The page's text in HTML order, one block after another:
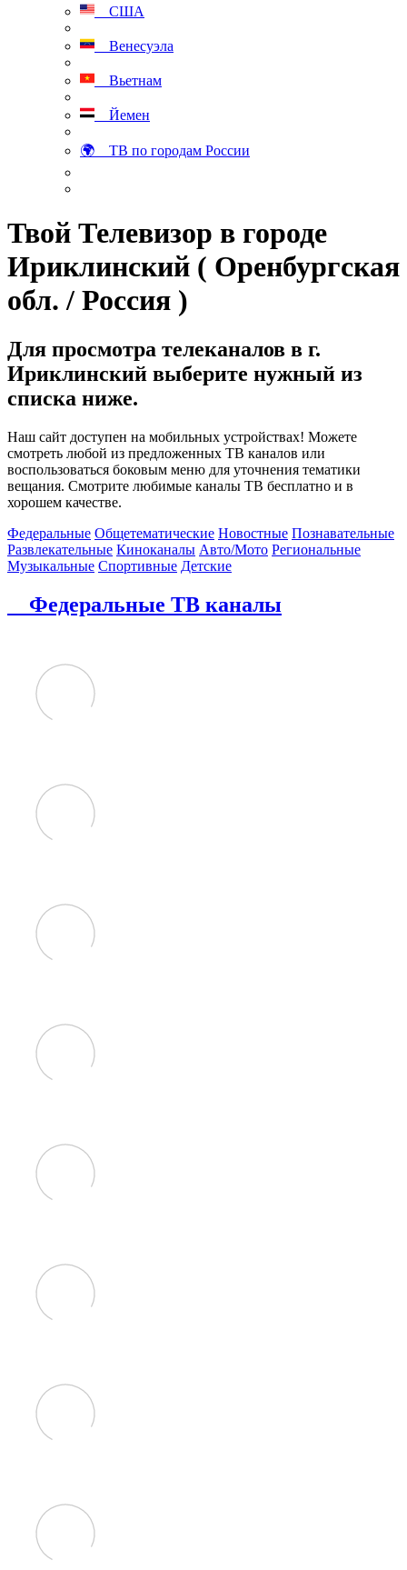
США
Венесуэла
Вьетнам
Йемен
🌍 ТВ по городам России
Твой Телевизор в городе
Ириклинский ( Оренбургская
обл. / Россия )
Для просмотра телеканалов в г.
Ириклинский выберите нужный из
списка ниже.
Наш сайт доступен на мобильных устройствах! Можете
смотреть любой из предложенных ТВ каналов или
воспользоваться боковым меню для уточнения тематики
вещания. Смотрите любимые каналы ТВ бесплатно и в
хорошем качестве.
Федеральные Общетематические Новостные Познавательные
Развлекательные Киноканалы Авто/Мото Региональные
Музыкальные Спортивные Детские
Федеральные ТВ каналы